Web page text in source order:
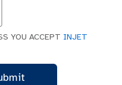
YOU ACCEPT INJET